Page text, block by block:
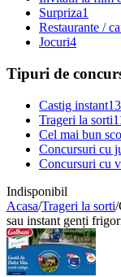
Surpriza1
Restaurante /
Jocuri4
Tipuri de
Castig instant13
Trageri la sorti
Cel mai bun
Concursuri cu
Concursuri cu
Indisponibil
Acasa/Trageri la sorti/
sau instant genți